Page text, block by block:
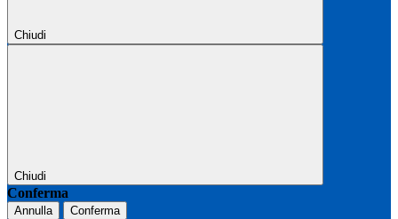
Chiudi
Chiudi
Conferma
Annulla Conferma